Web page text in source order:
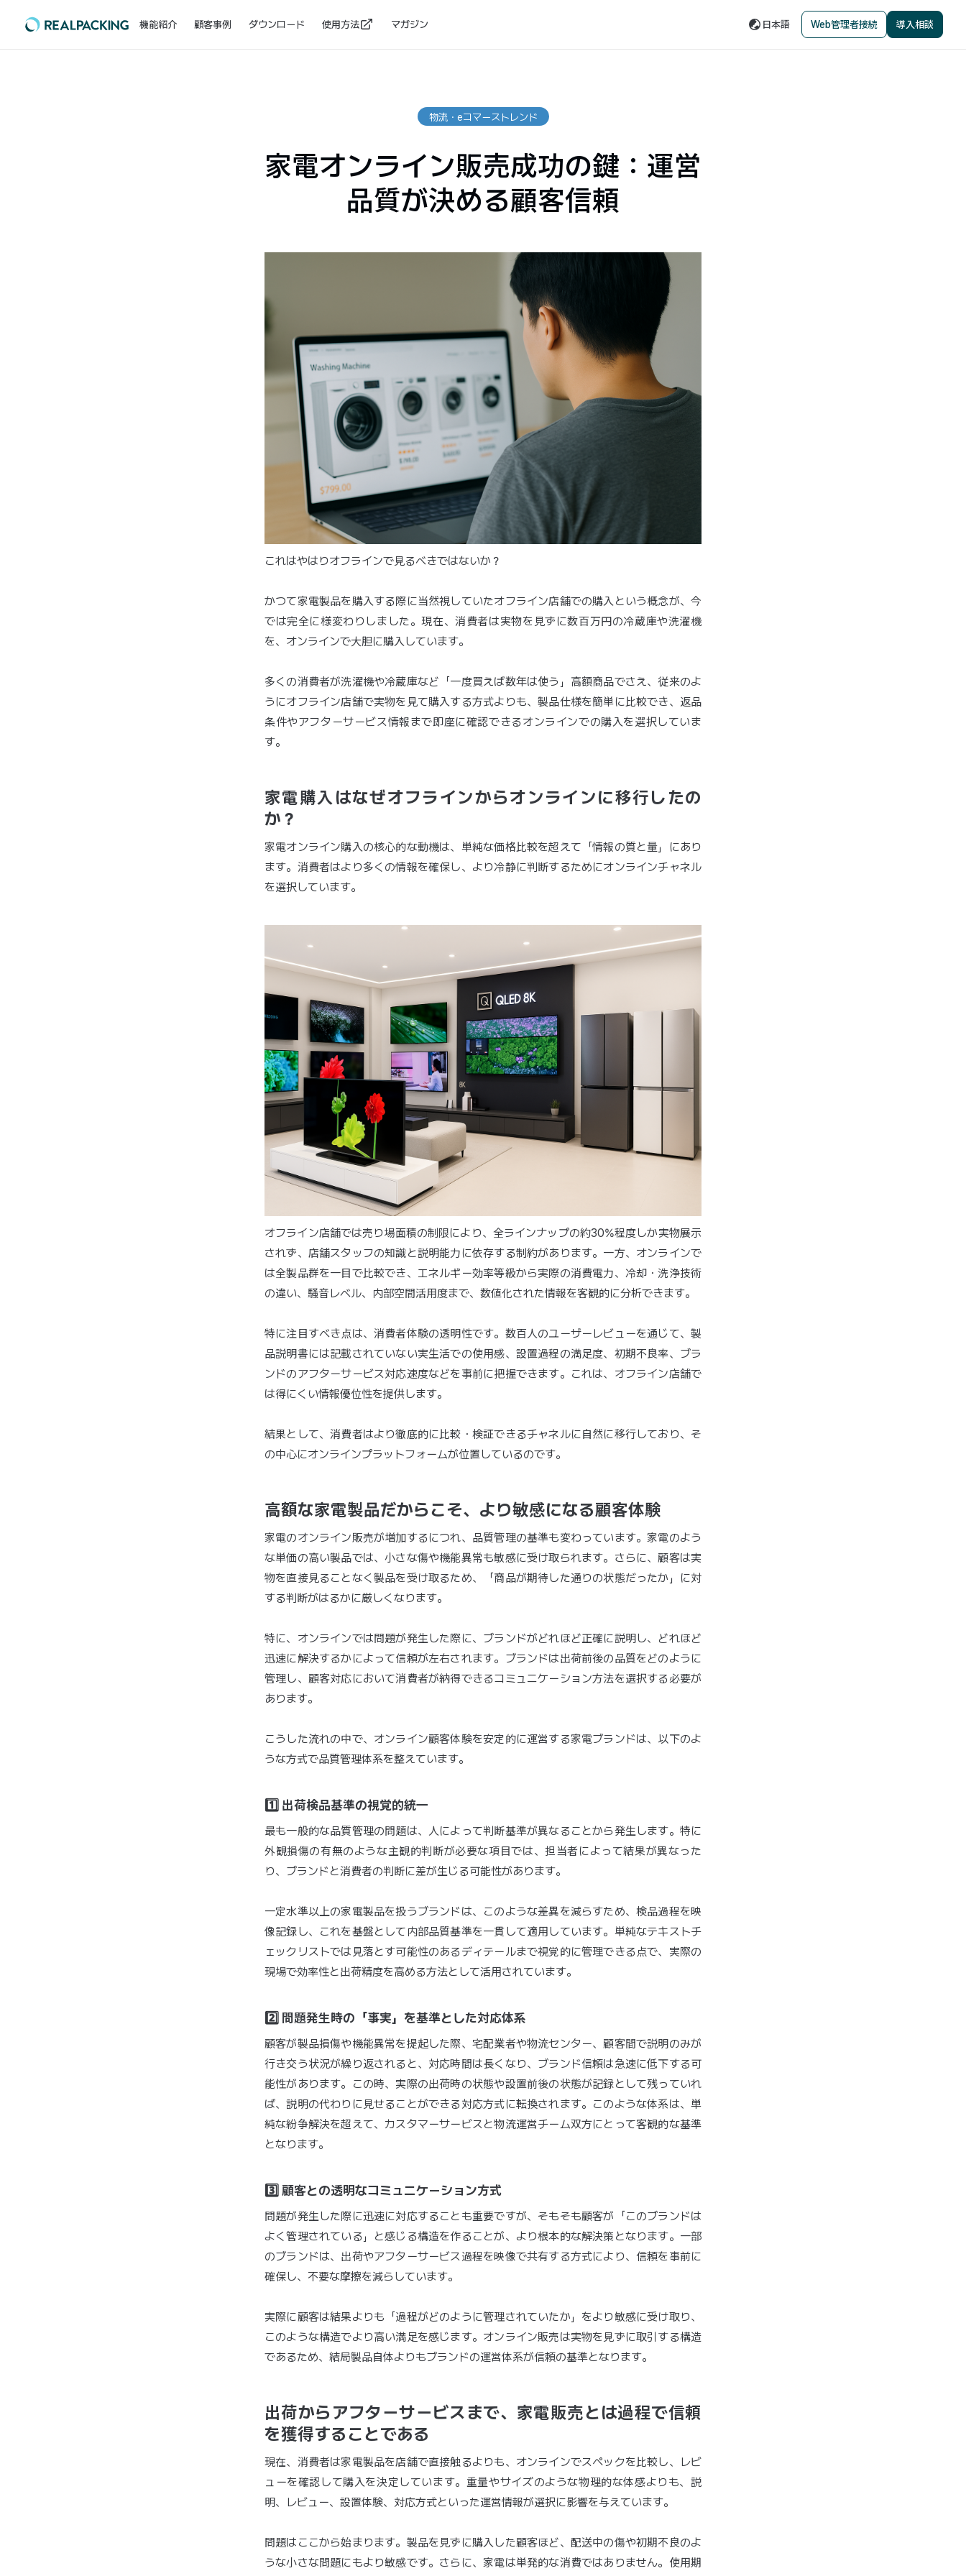
機能紹介 顧客事例 ダウンロード 使用方法 マガジン 日本語 Web管理者接続 導入相談
物流・eコマーストレンド
家電オンライン販売成功の鍵：運営
品質が決める顧客信頼
これはやはりオフラインで見るべきではないか？
かつて家電製品を購入する際に当然視していたオフライン店舗での購入という概念が、今
では完全に様変わりしました。現在、消費者は実物を見ずに数百万円の冷蔵庫や洗濯機
を、オンラインで大胆に購入しています。
多くの消費者が洗濯機や冷蔵庫など「一度買えば数年は使う」高額商品でさえ、従来のよ
うにオフライン店舗で実物を見て購入する方式よりも、製品仕様を簡単に比較でき、返品
条件やアフターサービス情報まで即座に確認できるオンラインでの購入を選択していま
す。
家電購入はなぜオフラインからオンラインに移行したの
か？
家電オンライン購入の核心的な動機は、単純な価格比較を超えて「情報の質と量」にあり
ます。消費者はより多くの情報を確保し、より冷静に判断するためにオンラインチャネル
を選択しています。
オフライン店舗では売り場面積の制限により、全ラインナップの約30%程度しか実物展示
されず、店舗スタッフの知識と説明能力に依存する制約があります。一方、オンラインで
は全製品群を一目で比較でき、エネルギー効率等級から実際の消費電力、冷却・洗浄技術
の違い、騒音レベル、内部空間活用度まで、数値化された情報を客観的に分析できます。
特に注目すべき点は、消費者体験の透明性です。数百人のユーザーレビューを通じて、製
品説明書には記載されていない実生活での使用感、設置過程の満足度、初期不良率、ブラ
ンドのアフターサービス対応速度などを事前に把握できます。これは、オフライン店舗で
は得にくい情報優位性を提供します。
結果として、消費者はより徹底的に比較・検証できるチャネルに自然に移行しており、そ
の中心にオンラインプラットフォームが位置しているのです。
高額な家電製品だからこそ、より敏感になる顧客体験
家電のオンライン販売が増加するにつれ、品質管理の基準も変わっています。家電のよう
な単価の高い製品では、小さな傷や機能異常も敏感に受け取られます。さらに、顧客は実
物を直接見ることなく製品を受け取るため、「商品が期待した通りの状態だったか」に対
する判断がはるかに厳しくなります。
特に、オンラインでは問題が発生した際に、ブランドがどれほど正確に説明し、どれほど
迅速に解決するかによって信頼が左右されます。ブランドは出荷前後の品質をどのように
管理し、顧客対応において消費者が納得できるコミュニケーション方法を選択する必要が
あります。
こうした流れの中で、オンライン顧客体験を安定的に運営する家電ブランドは、以下のよ
うな方式で品質管理体系を整えています。
1️⃣ 出荷検品基準の視覚的統一
最も一般的な品質管理の問題は、人によって判断基準が異なることから発生します。特に
外観損傷の有無のような主観的判断が必要な項目では、担当者によって結果が異なった
り、ブランドと消費者の判断に差が生じる可能性があります。
一定水準以上の家電製品を扱うブランドは、このような差異を減らすため、検品過程を映
像記録し、これを基盤として内部品質基準を一貫して適用しています。単純なテキストチ
ェックリストでは見落とす可能性のあるディテールまで視覚的に管理できる点で、実際の
現場で効率性と出荷精度を高める方法として活用されています。
2️⃣ 問題発生時の「事実」を基準とした対応体系
顧客が製品損傷や機能異常を提起した際、宅配業者や物流センター、顧客間で説明のみが
行き交う状況が繰り返されると、対応時間は長くなり、ブランド信頼は急速に低下する可
能性があります。この時、実際の出荷時の状態や設置前後の状態が記録として残っていれ
ば、説明の代わりに見せることができる対応方式に転換されます。このような体系は、単
純な紛争解決を超えて、カスタマーサービスと物流運営チーム双方にとって客観的な基準
となります。
3️⃣ 顧客との透明なコミュニケーション方式
問題が発生した際に迅速に対応することも重要ですが、そもそも顧客が「このブランドは
よく管理されている」と感じる構造を作ることが、より根本的な解決策となります。一部
のブランドは、出荷やアフターサービス過程を映像で共有する方式により、信頼を事前に
確保し、不要な摩擦を減らしています。
実際に顧客は結果よりも「過程がどのように管理されていたか」をより敏感に受け取り、
このような構造でより高い満足を感じます。オンライン販売は実物を見ずに取引する構造
であるため、結局製品自体よりもブランドの運営体系が信頼の基準となります。
出荷からアフターサービスまで、家電販売とは過程で信頼
を獲得することである
現在、消費者は家電製品を店舗で直接触るよりも、オンラインでスペックを比較し、レビ
ューを確認して購入を決定しています。重量やサイズのような物理的な体感よりも、説
明、レビュー、設置体験、対応方式といった運営情報が選択に影響を与えています。
問題はここから始まります。製品を見ずに購入した顧客ほど、配送中の傷や初期不良のよ
うな小さな問題にもより敏感です。さらに、家電は単発的な消費ではありません。使用期